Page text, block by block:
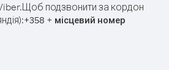
Щоб подзвонити за кордон
+358 + місцевий номер